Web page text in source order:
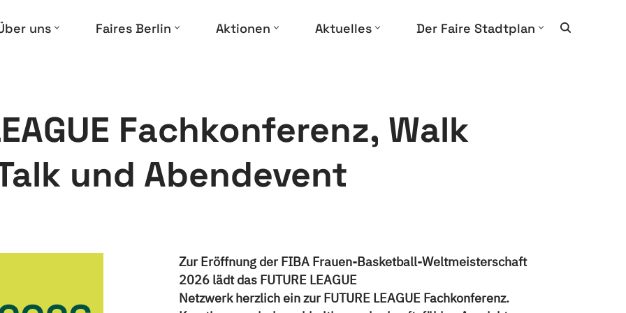
uns Faires Berlin Aktionen Aktuelles Der Faire Stadtplan
Fachkonferenz, Walk
und Abendevent
Zur Eröffnung der FIBA Frauen-Basketball-Weltmeisterschaft
2026 lädt das FUTURE LEAGUE
Netzwerk herzlich ein zur FUTURE LEAGUE Fachkonferenz.